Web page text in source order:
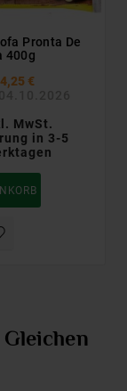
Pronta De
400g
4,25 €
MwSt.
in 3-5